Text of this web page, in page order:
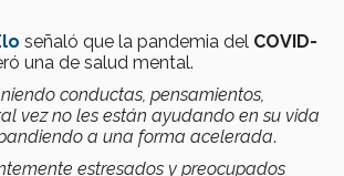
señaló que la pandemia del COVID-
una de salud mental.
conductas, pensamientos,
vez no les están ayudando en su vida
a una forma acelerada.
estresados y preocupados